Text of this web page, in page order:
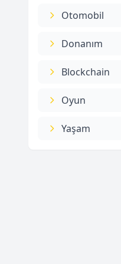
Otomobil
Donanım
Blockchain
Oyun
Yaşam